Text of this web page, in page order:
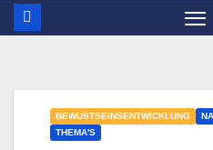
BEWUSTSEINSENTWICKLUNG
THEMA'S